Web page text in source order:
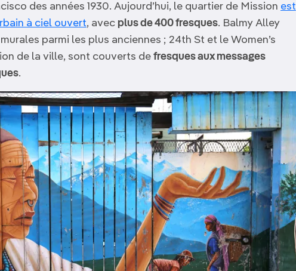
des années 1930. Aujourd’hui, le quartier de Mission est
à ciel ouvert, avec plus de 400 fresques. Balmy Alley
parmi les plus anciennes ; 24th St et le Women’s
de la ville, sont couverts de fresques aux messages
.